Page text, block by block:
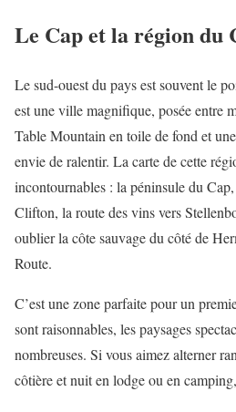
Le Cap et la région du
Le sud-ouest du pays est souvent le
est une ville magnifique, posée entre
Table Mountain en toile de fond et
envie de ralentir. La carte de cette
incontournables : la péninsule du
Clifton, la route des vins vers
oublier la côte sauvage du côté de
Route.
C’est une zone parfaite pour un
sont raisonnables, les paysages
nombreuses. Si vous aimez alterner
côtière et nuit en lodge ou en